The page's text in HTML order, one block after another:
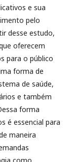
e sua
pelo
desse estudo,
oferecem
para o público
forma de
de saúde,
e também
forma
é essencial para
maneira